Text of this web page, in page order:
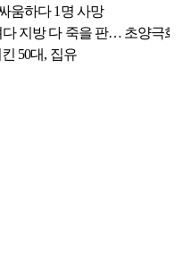
움하다 1명 사망
지방 다 죽을 판… 초양극화
50대, 집유